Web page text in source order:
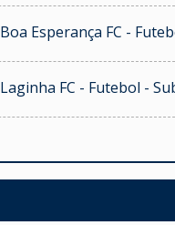
Boa Esperança FC -
Laginha FC - Futebol -